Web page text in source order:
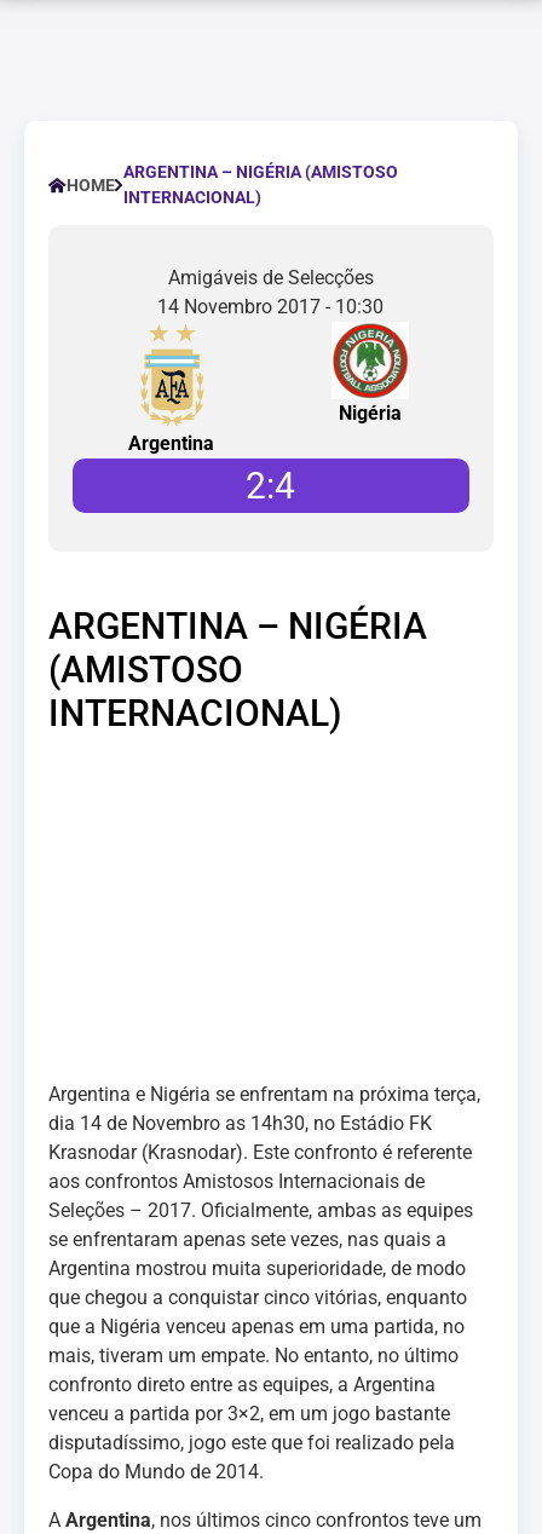
HOME
ARGENTINA – NIGÉRIA (AMISTOSO
INTERNACIONAL)
Amigáveis de Selecções
14 Novembro 2017 - 10:30
Argentina
Nigéria
2:4
ARGENTINA – NIGÉRIA
(AMISTOSO
INTERNACIONAL)
Argentina e Nigéria se enfrentam na próxima terça,
dia 14 de Novembro as 14h30, no Estádio FK
Krasnodar (Krasnodar). Este confronto é referente
aos confrontos Amistosos Internacionais de
Seleções – 2017. Oficialmente, ambas as equipes
se enfrentaram apenas sete vezes, nas quais a
Argentina mostrou muita superioridade, de modo
que chegou a conquistar cinco vitórias, enquanto
que a Nigéria venceu apenas em uma partida, no
mais, tiveram um empate. No entanto, no último
confronto direto entre as equipes, a Argentina
venceu a partida por 3×2, em um jogo bastante
disputadíssimo, jogo este que foi realizado pela
Copa do Mundo de 2014.
A Argentina, nos últimos cinco confrontos teve um